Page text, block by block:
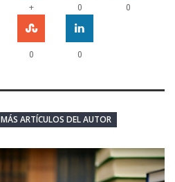
+ 0 0
0 0
MÁS ARTÍCULOS DEL AUTOR